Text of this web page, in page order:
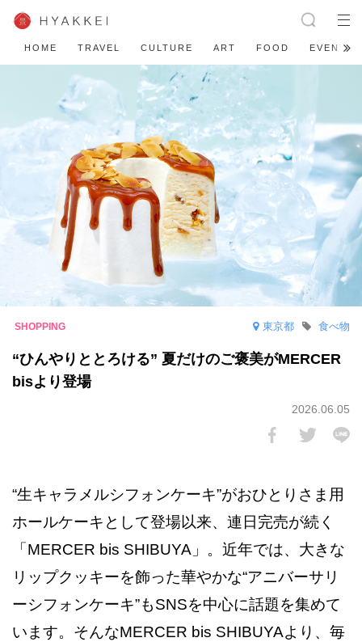
HOME TRAVEL CULTURE ART FOOD EVENT
東京都 食べ物
“ひんやりととろける” 夏だけのご褒美がMERCER
bisより登場
2026.06.05
“生キャラメルシフォンケーキ”がおひとりさま用
ホールケーキとして登場以来、連日完売が続く
「MERCER bis SHIBUYA」。近年では、大きな
リップクッキーを飾った華やかな“アニバーサリ
ーシフォンケーキ”もSNSを中心に話題を集めて
います。そんなMERCER bis SHIBUYAより、毎